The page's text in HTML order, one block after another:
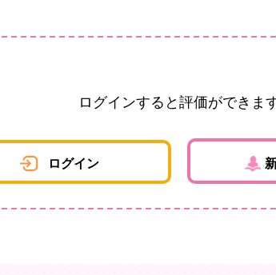
ログインすると評価ができま
ログイン